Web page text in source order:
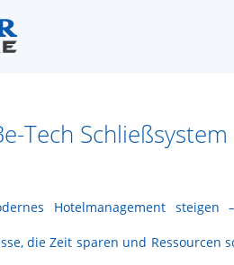
Tech Schließsystem
Hotelmanagement
die Zeit sparen und Ressourcen